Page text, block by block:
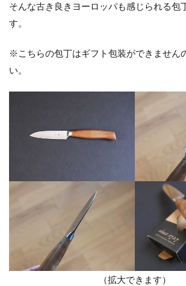
そんな古き良きヨーロッパも感じられる包
す。
※こちらの包丁はギフト包装ができません
い。
（拡大できます）